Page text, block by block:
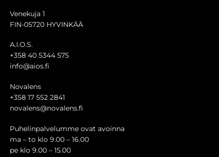
Venekuja 1
FIN-05720 HYVINKÄÄ
A.I.O.S.
+358 40 5344 575
info@aios.fi
Novalens
+358 17 552 2841
novalens@novalens.fi
Puhelinpalvelumme ovat avoinna
ma – to klo 9.00 – 16.00
pe klo 9.00 – 15.00